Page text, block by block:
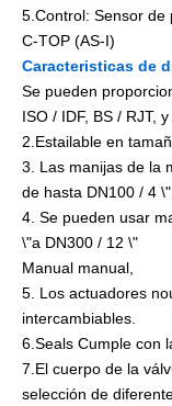
5.Control: Sensor de
C-TOP (AS-I)
Caracteristicas de
Se pueden
ISO / IDF, BS / RJT, y
2.Estailable en
3. Las manijas de la
de hasta DN100 / 4
4. Se pueden usar
\"a DN300 / 12 \"
Manual manual,
5. Los actuadores
intercambiables.
6.Seals Cumple con
7.El cuerpo de la
selección de